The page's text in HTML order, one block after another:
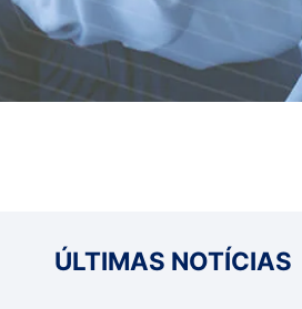
ÚLTIMAS NOTÍCIAS